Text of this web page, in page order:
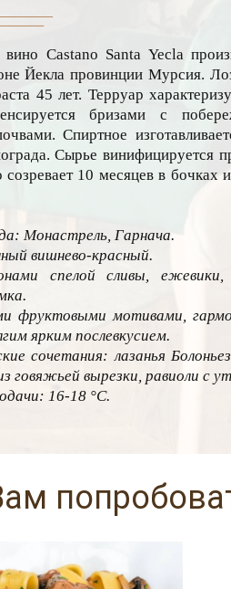
Castano Santa Yecla
Йекла провинции Мурсия.
45 лет. Терруар
бризами с
Спиртное
Сырье винифицируется
10 месяцев в бочках
Монастрель, Гарнача.
вишнево-красный.
спелой сливы, ежевики,
фруктовыми мотивами,
ярким послевкусием.
сочетания: лазанья
говяжьей вырезки, равиоли с
16-18 °С.